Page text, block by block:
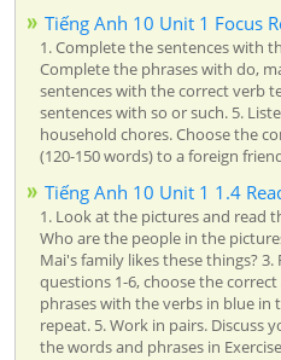
Tiếng Anh 10 Unit 1 Focus
1. Complete the sentences with
Complete the phrases with do,
sentences with the correct verb
sentences with so or such. 5.
household chores. Choose the
(120-150 words) to a foreign
Tiếng Anh 10 Unit 1 1.4
1. Look at the pictures and read
Who are the people in the
Mai's family likes these things?
questions 1-6, choose the
phrases with the verbs in blue in
repeat. 5. Work in pairs. Discuss
the words and phrases in